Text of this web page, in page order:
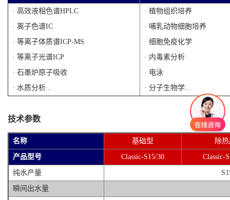
· 高效液相色谱HPLC
· 离子色谱IC
· 等离子体质谱ICP-MS
· 等离子光谱ICP
· 石墨炉原子吸收
· 水质分析...
· 植物组织培养
· 哺乳动物细胞培养
· 细胞免疫化学
· 内毒素分析
· 电泳
· 分子生物学...
技术参数
名称 基础型 除
产品型号 Classic-S15/30 Classic-
纯水产量
瞬间出水量